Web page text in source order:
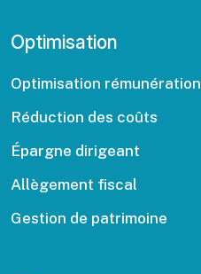
Optimisation
Optimisation rémunération
Réduction des coûts
Épargne dirigeant
Allègement fiscal
Gestion de patrimoine